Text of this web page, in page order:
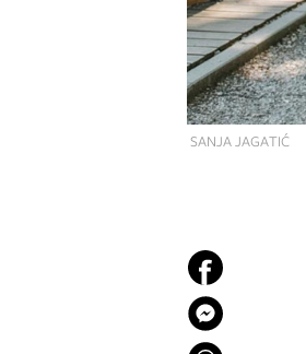
SANJA JAGATIĆ